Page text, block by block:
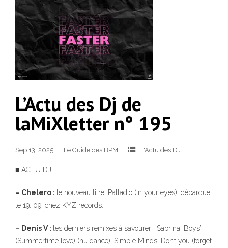
L’Actu des Dj de
laMiXletter n° 195
Sep 13, 2025 Le Guide des BPM L'Actu des DJ
■ ACTU DJ
– Chelero : le nouveau titre ‘Palladio (in your eyes)’ débarque
le 19. 09′ chez KYZ records.
– Denis V : les derniers remixes à savourer : Sabrina ‘Boys’
(Summertime love) (nu dance), Simple Minds ‘Don’t you (forget